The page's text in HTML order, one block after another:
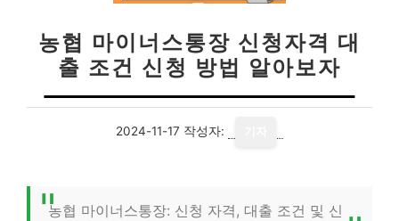
농협 마이너스통장 신청자격 대
출 조건 신청 방법 알아보자
2024-11-17 작성자:
농협 마이너스통장: 신청 자격, 대출 조건 및 신